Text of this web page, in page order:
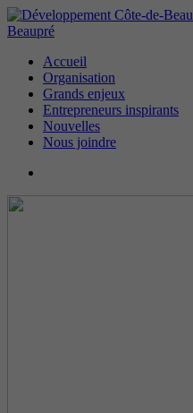
Beaupré
Accueil
Organisation
Grands enjeux
Entrepreneurs inspirants
Nouvelles
Nous joindre